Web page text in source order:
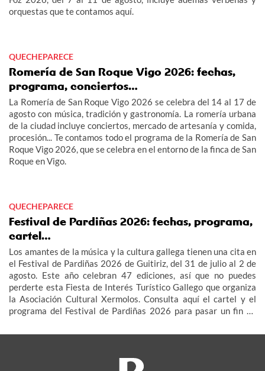
orquestas que te contamos aquí.
QUECHEPARECE
Romería de San Roque Vigo 2026: fechas,
programa, conciertos…
La Romería de San Roque Vigo 2026 se celebra del 14 al 17 de
agosto con música, tradición y gastronomía. La romería urbana
de la ciudad incluye conciertos, mercado de artesanía y comida,
procesión... Te contamos todo el programa de la Romería de San
Roque Vigo 2026, que se celebra en el entorno de la finca de San
Roque en Vigo.
QUECHEPARECE
Festival de Pardiñas 2026: fechas, programa,
cartel…
Los amantes de la música y la cultura gallega tienen una cita en
el Festival de Pardiñas 2026 de Guitiriz, del 31 de julio al 2 de
agosto. Este año celebran 47 ediciones, así que no puedes
perderte esta Fiesta de Interés Turístico Gallego que organiza
la Asociación Cultural Xermolos. Consulta aquí el cartel y el
programa del Festival de Pardiñas 2026 para pasar un fin de